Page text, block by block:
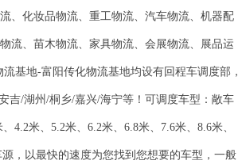
、化妆品物流、重工物流、汽车物流、机器配
流、苗木物流、家具物流、会展物流、展品运
基地-富阳传化物流基地均设有回程车调度部，
吉/湖州/桐乡/嘉兴/海宁等！可调度车型：敞车
4.2米、5.2米、6.2米、6.8米、7.6米、8.6米、
，以最快的速度为您找到您想要的车型，一般